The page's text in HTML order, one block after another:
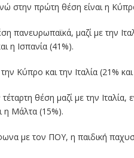
στην πρώτη θέση είναι η
πανευρωπαϊκά, μαζί με την
η Ισπανία (41%).
Κύπρο και την Ιταλία (21%
θέση μαζί με την Ιταλία,
η Μάλτα (15%).
με τον ΠΟΥ, η παιδική